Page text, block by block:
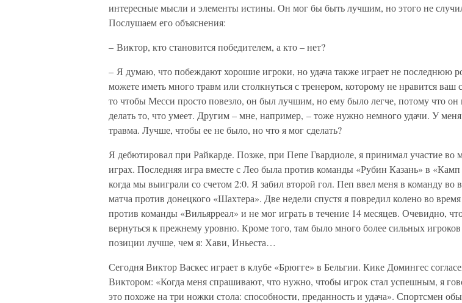
интересные мысли и элементы истины. Он мог бы быть лучшим, но этого не
Послушаем его объяснения:
– Виктор, кто становится победителем, а кто – нет?
– Я думаю, что побеждают хорошие игроки, но удача также играет не последнюю
можете иметь много травм или столкнуться с тренером, которому не нравится ваш
то чтобы Месси просто повезло, он был лучшим, но ему было легче, потому что он
делать то, что умеет. Другим – мне, например, – тоже нужно немного удачи. У
травма. Лучше, чтобы ее не было, но что я мог сделать?
Я дебютировал при Райкарде. Позже, при Пепе Гвардиоле, я принимал участие во
играх. Последняя игра вместе с Лео была против команды «Рубин Казань» в
когда мы выиграли со счетом 2:0. Я забил второй гол. Пеп ввел меня в команду во
матча против донецкого «Шахтера». Две недели спустя я повредил колено во
против команды «Вильярреал» и не мог играть в течение 14 месяцев. Очевидно,
вернуться к прежнему уровню. Кроме того, там было много более сильных
позиции лучше, чем я: Хави, Иньеста…
Сегодня Виктор Васкес играет в клубе «Брюгге» в Бельгии. Кике Домингес
Виктором: «Когда меня спрашивают, что нужно, чтобы игрок стал успешным, я
это похоже на три ножки стола: способности, преданность и удача». Спортсмен